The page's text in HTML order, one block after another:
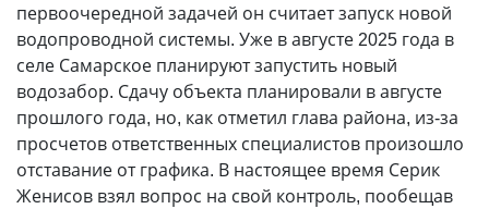
первоочередной задачей он считает запуск новой
водопроводной системы. Уже в августе 2025 года в
селе Самарское планируют запустить новый
водозабор. Сдачу объекта планировали в августе
прошлого года, но, как отметил глава района, из-за
просчетов ответственных специалистов произошло
отставание от графика. В настоящее время Серик
Женисов взял вопрос на свой контроль, пообещав